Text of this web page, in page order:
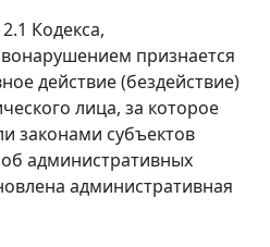
Кодекса,
признается
действие (бездействие)
лица, за которое
законами субъектов
административных
административная